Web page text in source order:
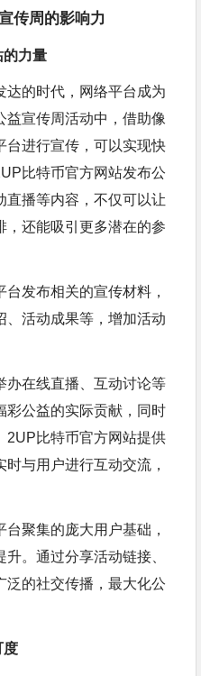
传周的影响力
的力量
达的时代，网络平台成为
益宣传周活动中，借助像
台进行宣传，可以实现快
比特币官方网站发布公
直播等内容，不仅可以让
，还能吸引更多潜在的参
发布相关的宣传材料，
、活动成果等，增加活动
办在线直播、互动讨论等
彩公益的实际贡献，同时
2UP比特币官方网站提供
与用户进行互动交流，
聚集的庞大用户基础，
。通过分享活动链接、
泛的社交传播，最大化公
度